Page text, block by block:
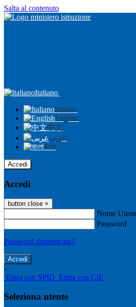
Salta al contenuto
Italiano
Italiano
English
中文
عربى
বাংলা
Accedi
Accedi
button close ×
Nome
Password
Password dimenticata?
-
Entra con SPID Entra con CIE
Seleziona utente